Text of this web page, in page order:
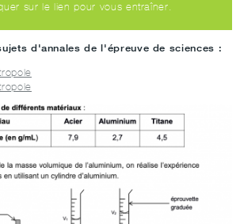
sur le lien pour vous entraîner.
d'annales de l'épreuve de sciences :